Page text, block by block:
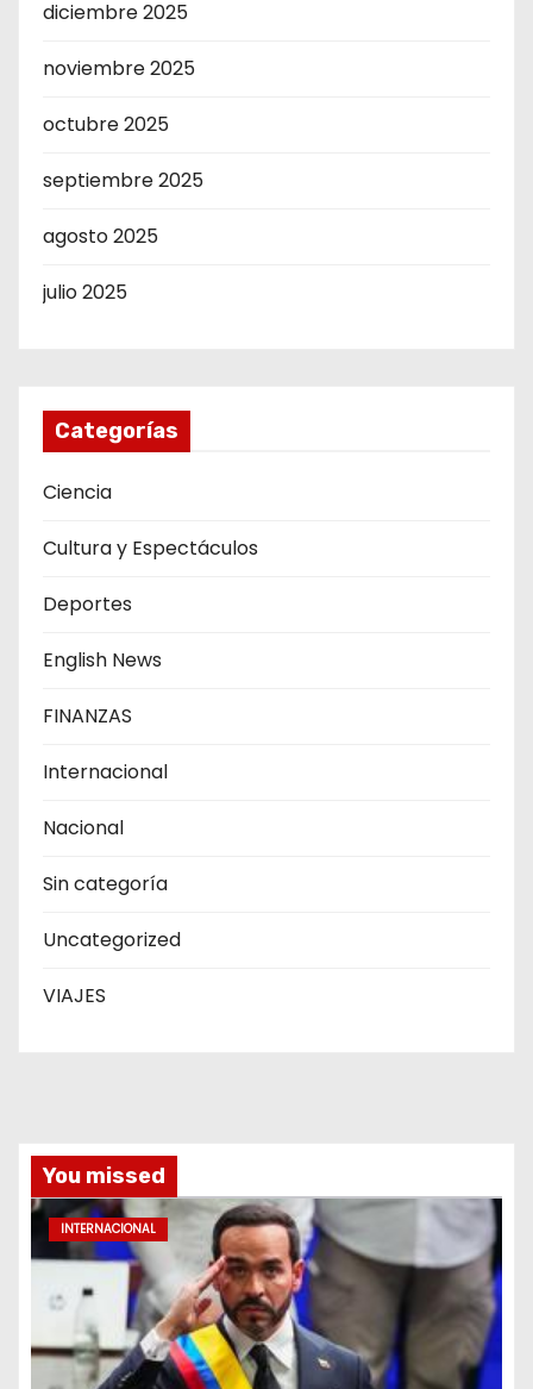
diciembre 2025
noviembre 2025
octubre 2025
septiembre 2025
agosto 2025
julio 2025
Categorías
Ciencia
Cultura y Espectáculos
Deportes
English News
FINANZAS
Internacional
Nacional
Sin categoría
Uncategorized
VIAJES
You missed
INTERNACIONAL